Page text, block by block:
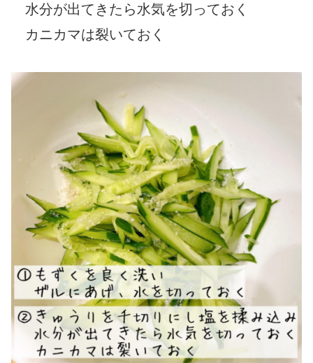
水分が出てきたら水気を切っておく
カニカマは裂いておく